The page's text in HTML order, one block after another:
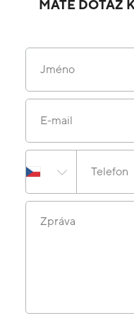
MÁTE DOTAZ
Jméno
E-mail
Telefon
Zpráva